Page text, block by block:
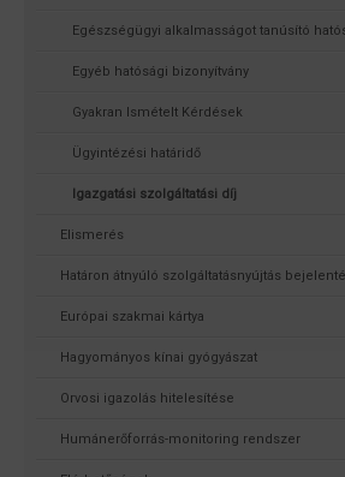
Egészségügyi alkalmasságot tanúsító
Egyéb hatósági bizonyítvány
Gyakran Ismételt Kérdések
Ügyintézési határidő
Igazgatási szolgáltatási díj
Elismerés
Határon átnyúló szolgáltatásnyújtás
Európai szakmai kártya
Hagyományos kínai gyógyászat
Orvosi igazolás hitelesítése
Humánerőforrás-monitoring rendszer